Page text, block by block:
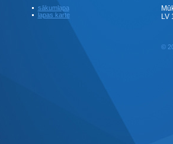
sākumlapa
lapas karte
LV
©